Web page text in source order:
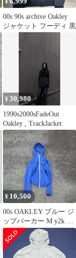
¥
00s 90s archive Oakley
ジャケット フーディ 黒
¥30,980
1990s2000sFadeOut
Oakley , TrackJacket
¥ 10,500
00s OAKLEY ブルー ジ
ップパーカー M y2k 平
成 差し色 テック